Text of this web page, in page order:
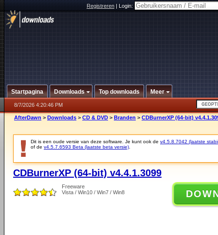
Registreren|Login:
Startpagina Downloads Top downloads Meer
8/7/2026 4:20:46 PM
AfterDawn > Downloads > CD & DVD > Branden > CDBurnerXP (64-bit)
Dit is een oude versie van deze software. Je kunt ook de v4.5.8.7042 (laatste
of de v4.5.7.6593 Beta (laatste beta versie)
CDBurnerXP (64-bit) v4.4.1.3099
Freeware
Vista / Win10 / Win7 / Win8